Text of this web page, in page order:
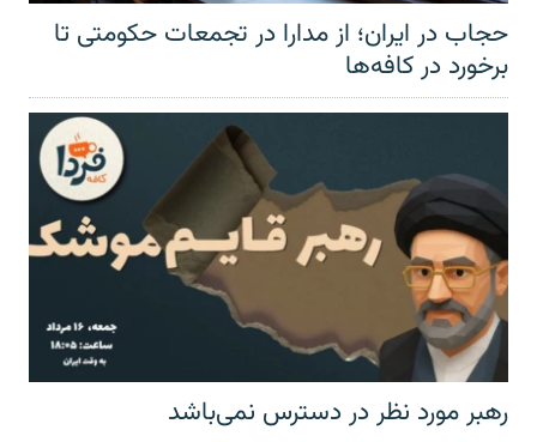
حجاب در ایران؛ از مدارا در تجمعات حکومتی تا
برخورد در کافه‌ها
رهبر مورد نظر در دسترس نمی‌باشد